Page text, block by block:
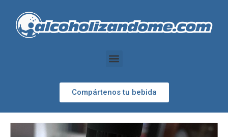
Compártenos tu bebida